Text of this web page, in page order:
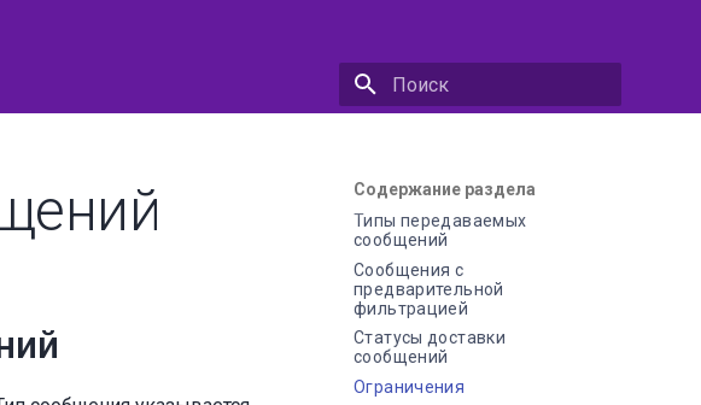
Содержание раздела
Типы передаваемых
сообщений
Сообщения с
предварительной
фильтрацией
Статусы доставки
сообщений
Ограничения